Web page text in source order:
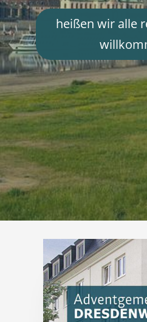
heißen wir alle